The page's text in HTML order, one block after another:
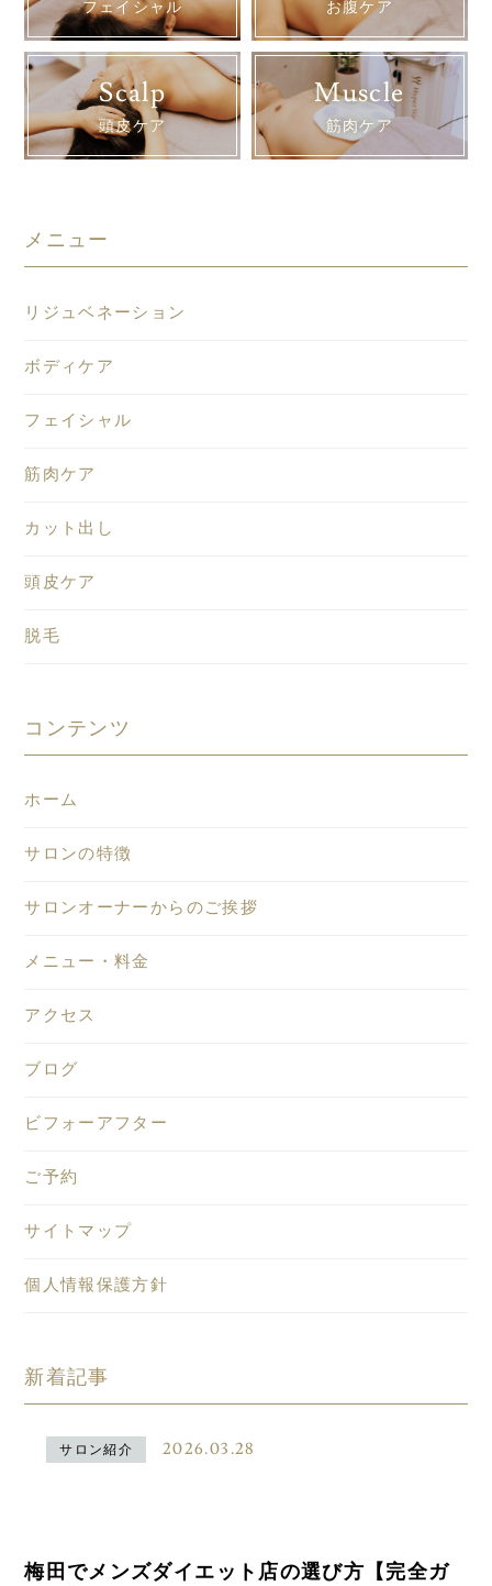
フェイシャル お腹ケア
Scalp
頭皮ケア
Muscle
筋肉ケア
メニュー
リジュベネーション
ボディケア
フェイシャル
筋肉ケア
カット出し
頭皮ケア
脱毛
コンテンツ
ホーム
サロンの特徴
サロンオーナーからのご挨拶
メニュー・料金
アクセス
ブログ
ビフォーアフター
ご予約
サイトマップ
個人情報保護方針
新着記事
サロン紹介 2026.03.28
梅田でメンズダイエット店の選び方【完全ガ